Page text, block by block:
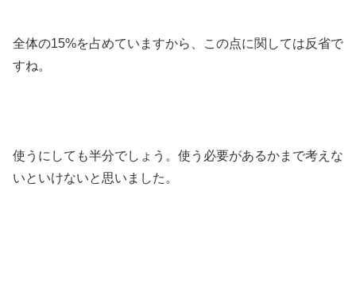
全体の15%を占めていますから、この点に関しては反省で
すね。
使うにしても半分でしょう。使う必要があるかまで考えな
いといけないと思いました。